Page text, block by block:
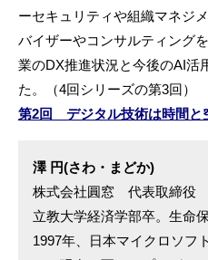
ーセキュリティや組織マネジ
バイザーやコンサルティング
業のDX推進状況と今後のAI活
た。（4回シリーズの第3回）
第2回 デジタル技術は時間と
澤 円(さわ・まどか)
株式会社圓窓 代表取締役
立教大学経済学部卒。生命
1997年、日本マイクロソフ